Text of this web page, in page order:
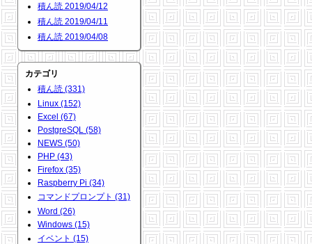
積ん読 2019/04/12
積ん読 2019/04/11
積ん読 2019/04/08
カテゴリ
積ん読 (331)
Linux (152)
Excel (67)
PostgreSQL (58)
NEWS (50)
PHP (43)
Firefox (35)
Raspberry Pi (34)
コマンドプロンプト (31)
Word (26)
Windows (15)
イベント (15)